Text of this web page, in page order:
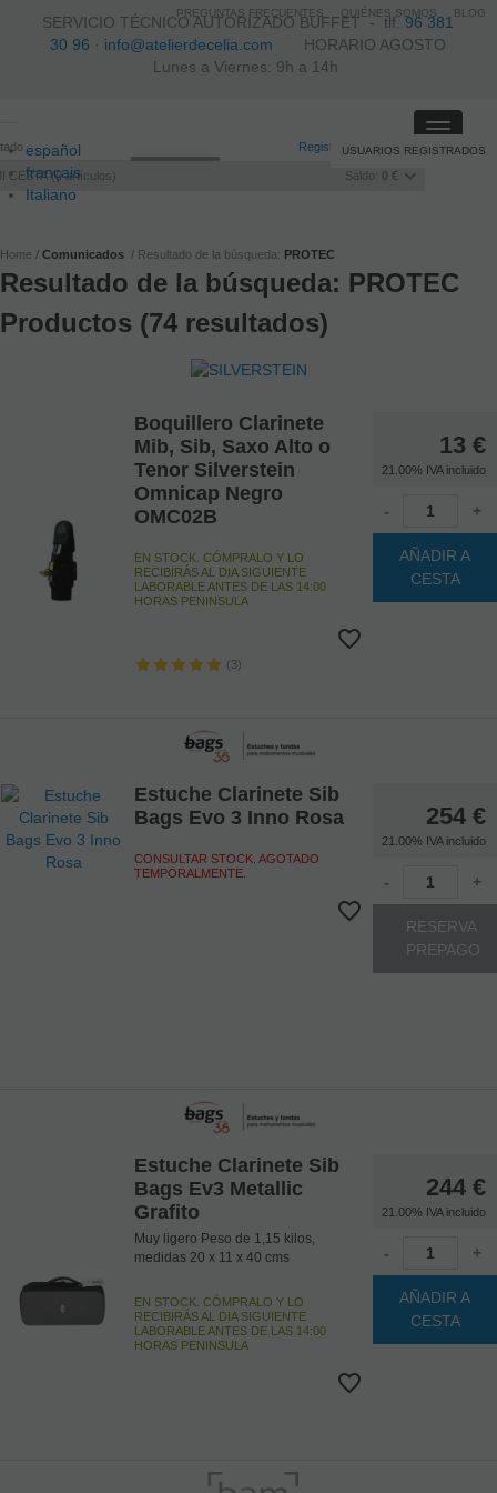
SERVICIO TÉCNICO AUTORIZADO BUFFET -tlf.96 381
30 96 · info@atelierdecelia.com HORARIO AGOSTO
Lunes a Viernes: 9h a 14h
español
français
Italiano
Registro /Iniciar sesión
CESTA 0artículos Saldo: 0 €
USUARIOS REGISTRADOS
Toggle
Home Comunicados Resultado de la búsqueda: PROTEC
Resultado de la búsqueda: PROTEC
Productos (74 resultados)
Boquillero Clarinete
Mib, Sib, Saxo Alto o
Tenor Silverstein
Omnicap Negro
OMC02B
EN STOCK. CÓMPRALO Y LO
RECIBIRÁS AL DIA SIGUIENTE
LABORABLE ANTES DE LAS 14:00
HORAS PENINSULA
(3)
13 €
21.00% IVA incluido
- +
AÑADIR A
CESTA
Estuche Clarinete Sib
Bags Evo 3 Inno Rosa
CONSULTAR STOCK. AGOTADO
TEMPORALMENTE.
254 €
21.00% IVA incluido
- +
RESERVA
PREPAGO
Estuche Clarinete Sib
Bags Ev3 Metallic
Grafito
Muy ligero Peso de 1,15 kilos,
medidas 20 x 11 x 40 cms
EN STOCK. CÓMPRALO Y LO
RECIBIRÁS AL DIA SIGUIENTE
LABORABLE ANTES DE LAS 14:00
HORAS PENINSULA
244 €
21.00% IVA incluido
- +
AÑADIR A
CESTA
PREGUNTAS FRECUENTES QUIÉNES SOMOS BLOG